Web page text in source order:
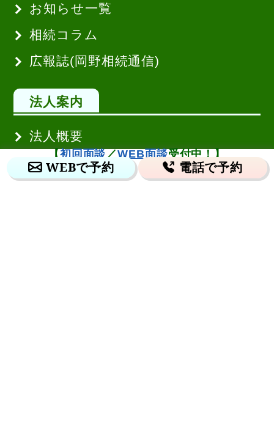
お知らせ一覧
相続コラム
広報誌(岡野相続通信)
法人案内
法人概要
代表挨拶
【初回面談 ／WEB面談受付中！】
WEBで予約 電話で予約